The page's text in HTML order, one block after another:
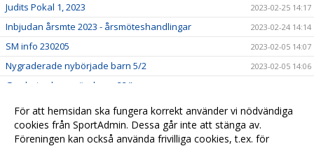
Judits Pokal 1, 2023 2023-02-25 14:17
Inbjudan årsmte 2023 - årsmöteshandlingar 2023-02-24 14:14
SM info 230205 2023-02-05 14:07
Nygraderade nybörjade barn 5/2 2023-02-05 14:06
Gradering barn söndagar 22/!
Lindesberg utvecklingsläger, jan-23 2023-01-22 13:58
Lilla Trollträffen1, jan-23 2023-01-21 14:01
För att hemsidan ska fungera korrekt använder vi nödvändiga
cookies från SportAdmin. Dessa går inte att stänga av.
Föreningen kan också använda frivilliga cookies, t.ex. för